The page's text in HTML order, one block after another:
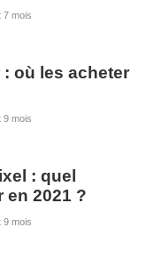
7 mois
où les acheter
9 mois
: quel
2021 ?
9 mois